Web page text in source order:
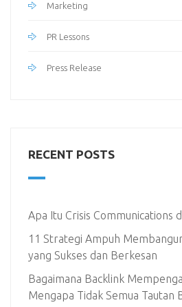
Marketing
PR Lessons
Press Release
RECENT POSTS
Apa Itu Crisis Communications
11 Strategi Ampuh
yang Sukses dan Berkesan
Bagaimana Backlink
Mengapa Tidak Semua